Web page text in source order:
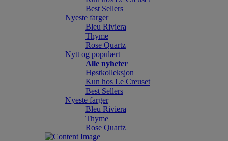
Best Sellers
Nyeste farger
Bleu Riviera
Thyme
Rose Quartz
Nytt og populært
Alle nyheter
Høstkolleksjon
Kun hos Le Creuset
Best Sellers
Nyeste farger
Bleu Riviera
Thyme
Rose Quartz